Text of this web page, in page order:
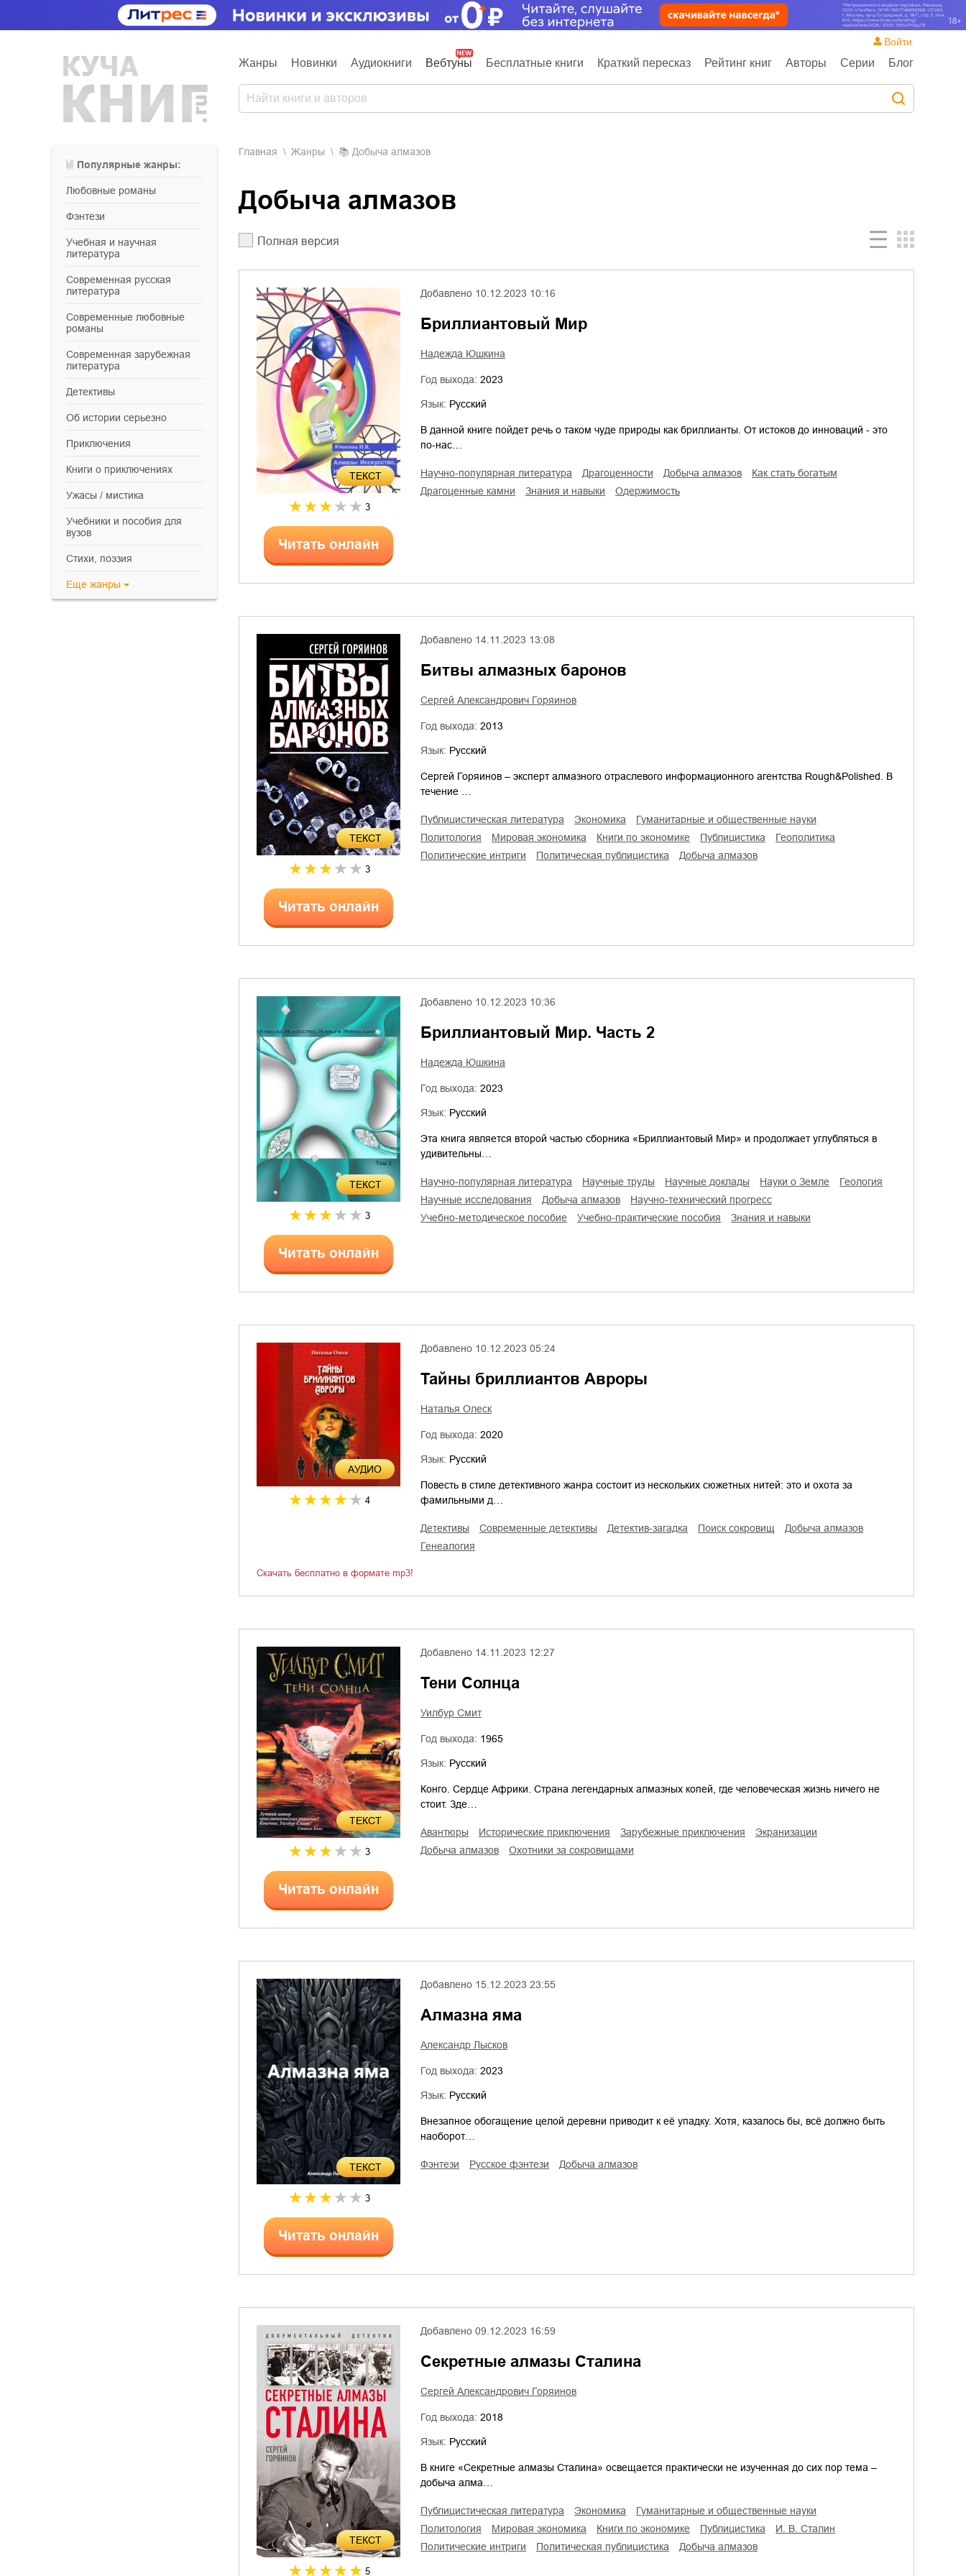
Жанры Новинки Аудиокниги Вебтуны Бесплатные книги Краткий пересказ Рейтинг книг Авторы Серии Блог
Войти
Популярные жанры:
любовные романы
фэнтези
учебная и научная
литература
современная русская
литература
современные любовные
романы
современная зарубежная
литература
детективы
об истории серьезно
приключения
книги о приключениях
ужасы / мистика
учебники и пособия для
вузов
cтихи, поэзия
Еще жанры
Главная Жанры Добыча алмазов
Добыча алмазов
Полная версия
ТЕКСТ
3
Читать онлайн
Добавлено 10.12.2023 10:16
Бриллиантовый Мир
Надежда Юшкина
Год выхода: 2023
Язык: Русский
В данной книге пойдет речь о таком чуде природы как бриллианты. От истоков до инноваций - это
по-нас…
научно-популярная литература драгоценности добыча алмазов
как стать богатым
драгоценные камни
знания и навыки одержимость
ТЕКСТ
3
Читать онлайн
Добавлено 14.11.2023 13:08
Битвы алмазных баронов
Сергей Александрович Горяинов
Год выхода: 2013
Язык: Русский
Сергей Горяинов – эксперт алмазного отраслевого информационного агентства Rough&Polished. В
течение …
публицистическая литература экономика
гуманитарные и общественные науки
политология
мировая экономика книги по экономике публицистика
геополитика
политические интриги
политическая публицистика добыча алмазов
ТЕКСТ
3
Читать онлайн
Добавлено 10.12.2023 10:36
Бриллиантовый Мир. Часть 2
Надежда Юшкина
Год выхода: 2023
Язык: Русский
Эта книга является второй частью сборника «Бриллиантовый Мир» и продолжает углубляться в
удивительны…
научно-популярная литература научные труды научные доклады науки о Земле
геология
научные исследования
добыча алмазов
научно-технический прогресс
учебно-методическое пособие
учебно-практические пособия знания и навыки
AУДИО
4
Добавлено 10.12.2023 05:24
Тайны бриллиантов Авроры
Наталья Олеск
Год выхода: 2020
Язык: Русский
Повесть в стиле детективного жанра состоит из нескольких сюжетных нитей: это и охота за
фамильными д…
детективы современные детективы детектив-загадка поиск сокровищ
добыча алмазов
генеалогия
Скачать бесплатно в формате mp3!
ТЕКСТ
3
Читать онлайн
Добавлено 14.11.2023 12:27
Тени Солнца
Уилбур Смит
Год выхода: 1965
Язык: Русский
Конго. Сердце Африки. Страна легендарных алмазных копей, где человеческая жизнь ничего не
стоит. Зде…
авантюры исторические приключения зарубежные приключения
экранизации
добыча алмазов
охотники за сокровищами
ТЕКСТ
3
Читать онлайн
Добавлено 15.12.2023 23:55
Алмазна яма
Александр Лысков
Год выхода: 2023
Язык: Русский
Внезапное обогащение целой деревни приводит к её упадку. Хотя, казалось бы, всё должно быть
наоборот…
фэнтези русское фэнтези добыча алмазов
ТЕКСТ
5
Добавлено 09.12.2023 16:59
Секретные алмазы Сталина
Сергей Александрович Горяинов
Год выхода: 2018
Язык: Русский
В книге «Секретные алмазы Сталина» освещается практически не изученная до сих пор тема –
добыча алма…
публицистическая литература экономика
гуманитарные и общественные науки
политология
мировая экономика книги по экономике публицистика
И. В. Сталин
политические интриги
политическая публицистика добыча алмазов